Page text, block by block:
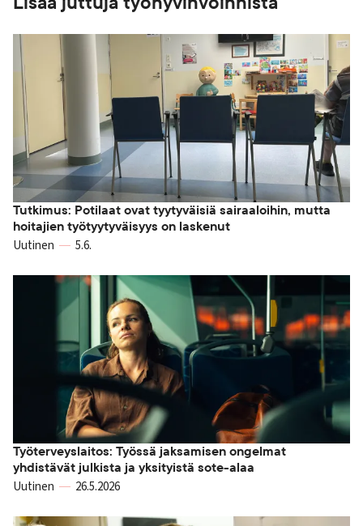
Tutkimus: Potilaat ovat tyytyväisiä sairaaloihin, mutta
hoitajien työtyytyväisyys on laskenut
Uutinen 5.6.
Työterveyslaitos: Työssä jaksamisen ongelmat
yhdistävät julkista ja yksityistä sote-alaa
Uutinen 26.5.2026